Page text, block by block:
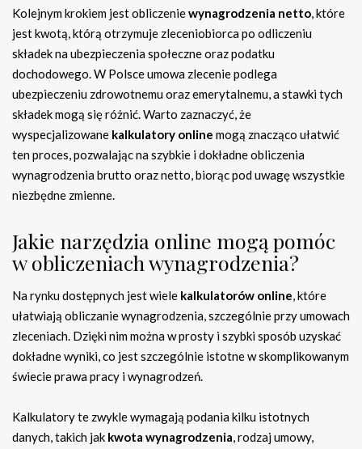
Kolejnym krokiem jest obliczeniewynagrodzenia netto, które
jest kwotą, którą otrzymuje zleceniobiorca po odliczeniu
składek na ubezpieczenia społeczne oraz podatku
dochodowego. W Polsce umowa zlecenie podlega
ubezpieczeniu zdrowotnemu oraz emerytalnemu, a stawki tych
składek mogą się różnić. Warto zaznaczyć, że
wyspecjalizowane kalkulatory online mogą znacząco ułatwić
ten proces, pozwalając na szybkie i dokładne obliczenia
wynagrodzenia brutto oraz netto, biorąc pod uwagę wszystkie
niezbędne zmienne.
Jakie narzędzia online mogą pomóc
w obliczeniach wynagrodzenia?
Na rynku dostępnych jest wiele kalkulatorów online, które
ułatwiają obliczanie wynagrodzenia, szczególnie przy umowach
zleceniach. Dzięki nim można w prosty i szybki sposób uzyskać
dokładne wyniki, co jest szczególnie istotne w skomplikowanym
świecie prawa pracy i wynagrodzeń.
Kalkulatory te zwykle wymagają podania kilku istotnych
danych, takich jak kwota wynagrodzenia, rodzaj umowy,